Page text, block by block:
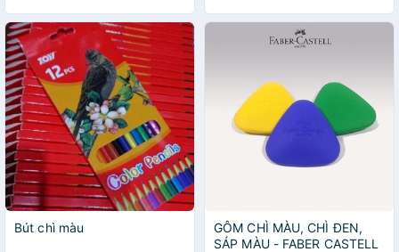
Bút chì màu
GÔM CHÌ MÀU, CHÌ ĐEN,
SÁP MÀU - FABER CASTELL